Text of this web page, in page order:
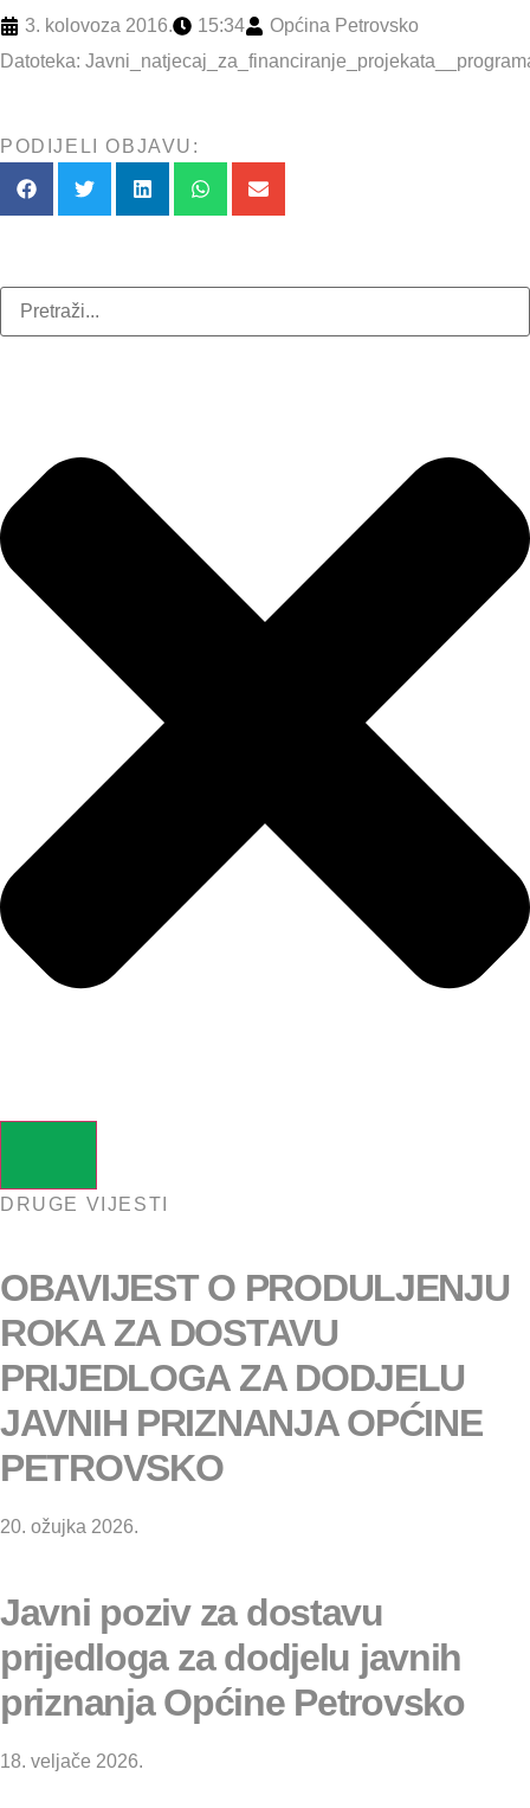
3. kolovoza 2016. 15:34
Općina Petrovsko
Datoteka:
PODIJELI OBJAVU:
DRUGE VIJESTI
OBAVIJEST O PRODULJENJU
ROKA ZA DOSTAVU
PRIJEDLOGA ZA DODJELU
JAVNIH PRIZNANJA OPĆINE
PETROVSKO
20. ožujka 2026.
Javni poziv za dostavu
prijedloga za dodjelu javnih
priznanja Općine Petrovsko
18. veljače 2026.